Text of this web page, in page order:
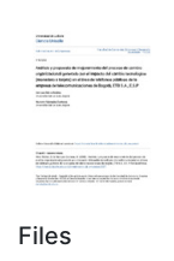
Files